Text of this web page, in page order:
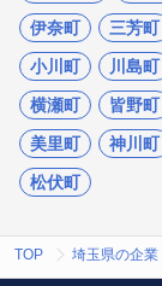
伊奈町
三芳町
小川町
川島町
横瀬町
皆野町
美里町
神川町
松伏町
TOP 埼玉県の企業